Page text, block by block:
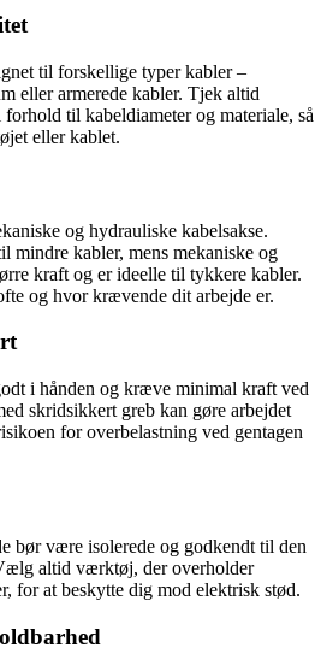
til forskellige typer kabler –
eller armerede kabler. Tjek altid
forhold til kabeldiameter og materiale, så
eller kablet.
og hydrauliske kabelsakse.
mindre kabler, mens mekaniske og
kraft og er ideelle til tykkere kabler.
og hvor krævende dit arbejde er.
i hånden og kræve minimal kraft ved
skridsikkert greb kan gøre arbejdet
for overbelastning ved gentagen
bør være isolerede og godkendt til den
altid værktøj, der overholder
for at beskytte dig mod elektrisk stød.